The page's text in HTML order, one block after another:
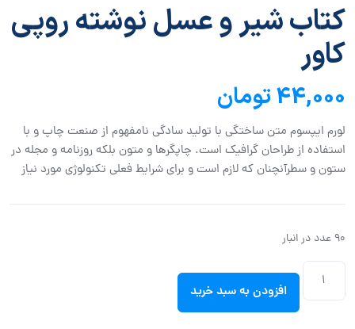
کتاب شیر و عسل نوشته روپی
کاور
44,000تومان
لورم ایپسوم متن ساختگی با تولید سادگی نامفهوم از صنعت چاپ و با
استفاده از طراحان گرافیک است. چاپگرها و متون بلکه روزنامه و مجله در
ستون و سطرآنچنان که لازم است و برای شرایط فعلی تکنولوژی مورد نیاز
90 عدد در انبار
افزودن به سبد خرید